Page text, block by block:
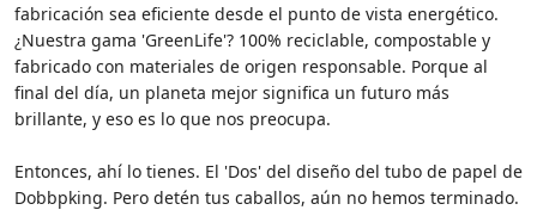
fabricación sea eficiente desde el punto de vista energético.
¿Nuestra gama 'GreenLife'? 100% reciclable, compostable y
fabricado con materiales de origen responsable. Porque al
final del día, un planeta mejor significa un futuro más
brillante, y eso es lo que nos preocupa.
Entonces, ahí lo tienes. El 'Dos' del diseño del tubo de papel de
Dobbpking. Pero detén tus caballos, aún no hemos terminado.